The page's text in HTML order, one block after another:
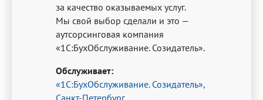
за качество оказываемых услуг.
Мы свой выбор сделали и это —
аутсорсинговая компания
«1С:БухОбслуживание. Созидатель».
Обслуживает:
«1С:БухОбслуживание. Созидатель»,
Санкт-Петербург